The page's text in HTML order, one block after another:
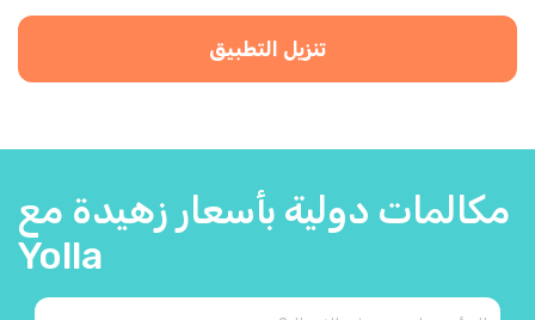
تنزيل التطبيق
مكالمات دولية بأسعار زهيدة مع
Yolla